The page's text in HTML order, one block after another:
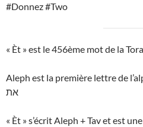
#Donnez #Two
« Èt » est le 456ème mot de la
Aleph est la première lettre de
את
« Èt » s’écrit Aleph + Tav et est